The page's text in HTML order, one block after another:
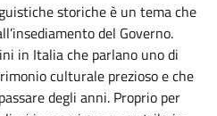
storiche è un tema che
del Governo.
in Italia che parlano uno di
culturale prezioso e che
degli anni. Proprio per